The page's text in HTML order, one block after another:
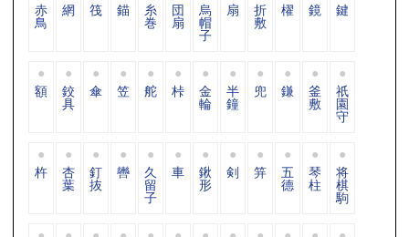
赤
鳥
網 筏 錨 糸
巻
団
扇
烏
帽
子
扇 折
敷
櫂 鏡 鍵
額 鉸
具
傘 笠 舵 桛 金
輪
半
鐘
兜 鎌 釜
敷
祇
園
守
杵 杏
葉
釘
抜
轡 久
留
子
車 鍬
形
剣 笄 五
德
琴
柱
将
棋
駒